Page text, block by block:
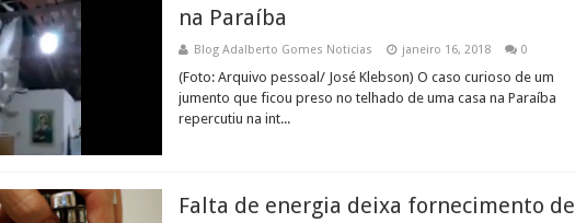
na Paraíba
Blog Adalberto Gomes Noticias janeiro 16, 2018 0
(Foto: Arquivo pessoal/ José Klebson) O caso curioso de um
jumento que ficou preso no telhado de uma casa na Paraíba
repercutiu na int...
Falta de energia deixa fornecimento de